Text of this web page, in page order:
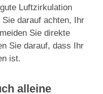
Luftzirkulation
darauf achten, Ihr
Sie direkte
Sie darauf, dass Ihr
ist.
alleine